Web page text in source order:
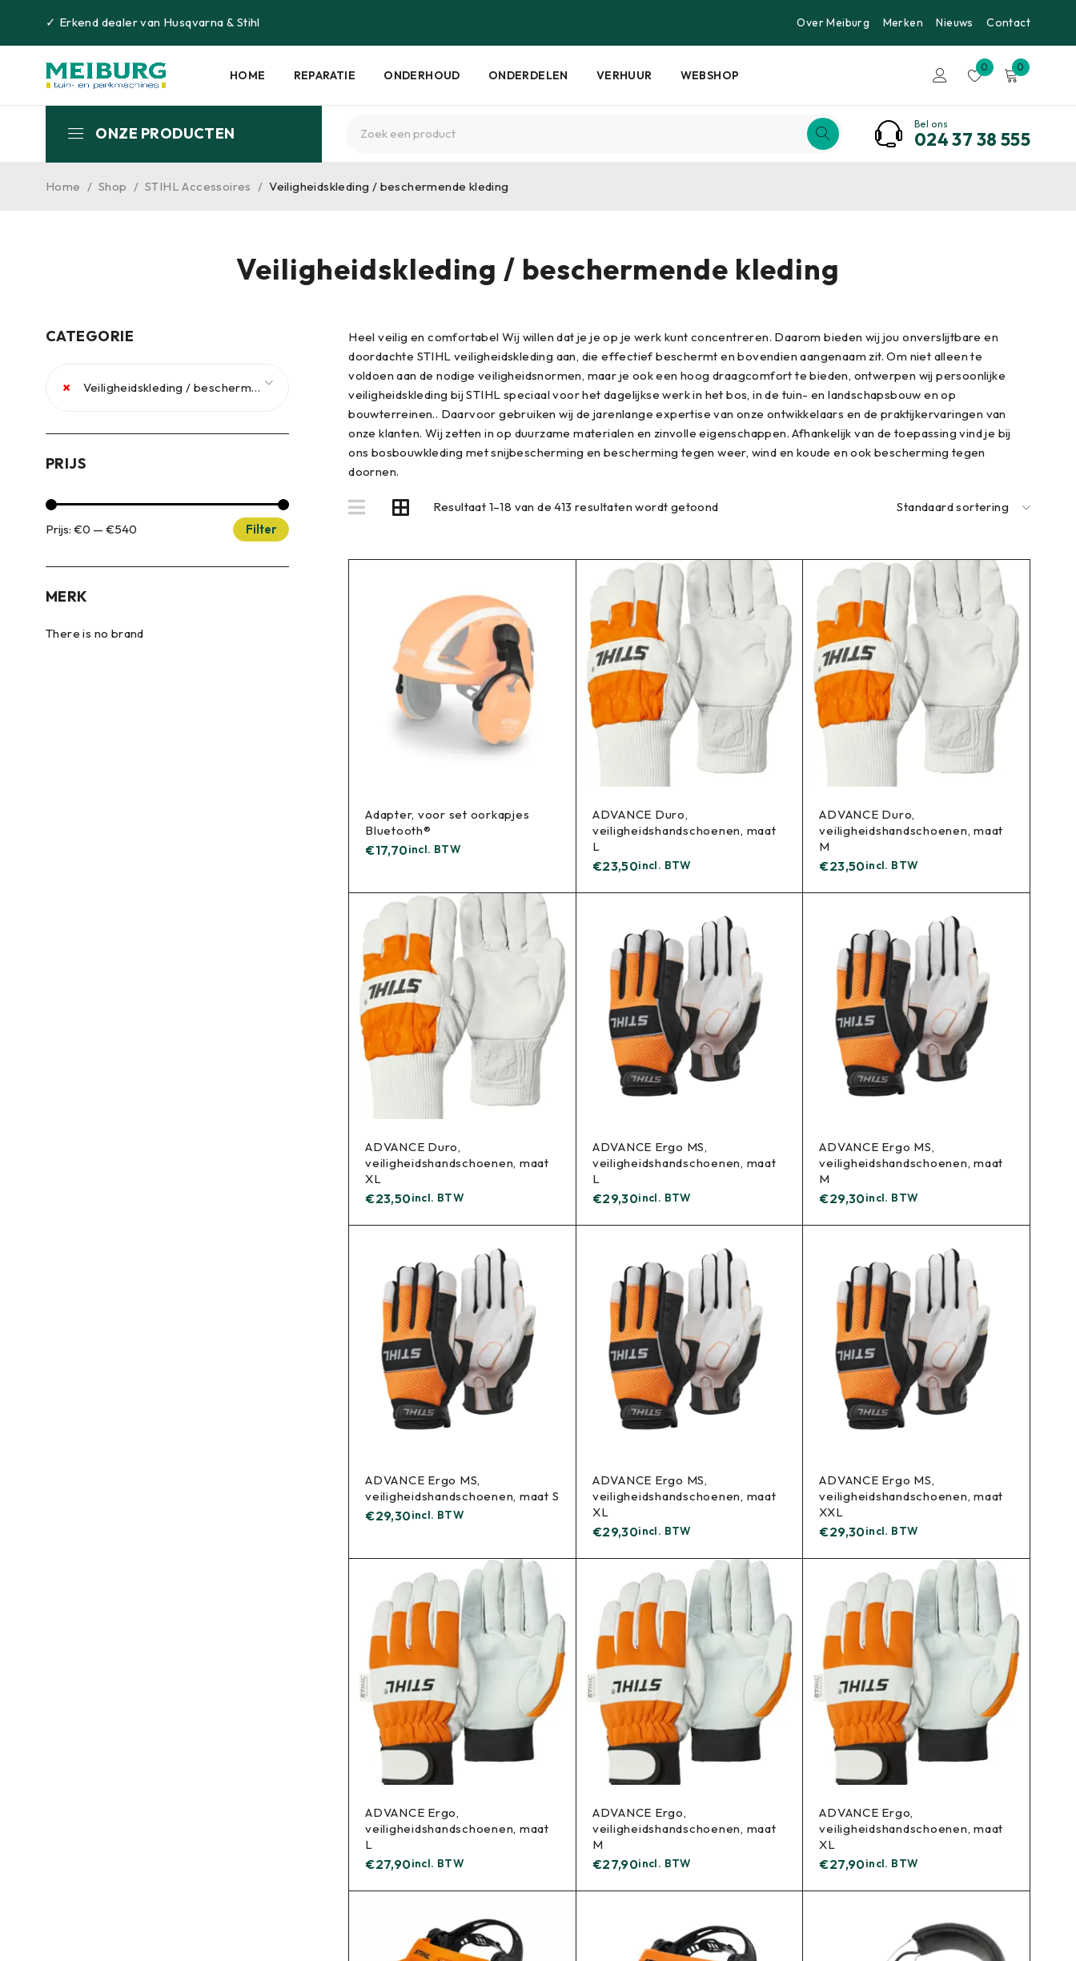
✓ Erkend dealer van Husqvarna &Stihl Over Meiburg Merken Nieuws Contact
HOME REPARATIE ONDERHOUD ONDERDELEN VERHUUR WEBSHOP
0 0
ONZE PRODUCTEN
Bel ons
024 37 38 555
Veiligheidskleding / beschermende kleding
Home / Shop / STIHL Accessoires / Veiligheidskleding / beschermende kleding
CATEGORIE
× Veiligheidskleding / beschermende kleding
PRIJS
Filter
Prijs: €0 — €540
MERK
There is no brand
Heel veilig en comfortabel Wij willen dat je je op je werk kunt concentreren. Daarom bieden wij jou onverslijtbare en
doordachte STIHL veiligheidskleding aan, die effectief beschermt en bovendien aangenaam zit. Om niet alleen te
voldoen aan de nodige veiligheidsnormen, maar je ook een hoog draagcomfort te bieden, ontwerpen wij persoonlijke
veiligheidskleding bij STIHL speciaal voor het dagelijkse werk in het bos, in de tuin- en landschapsbouw en op
bouwterreinen.. Daarvoor gebruiken wij de jarenlange expertise van onze ontwikkelaars en de praktijkervaringen van
onze klanten. Wij zetten in op duurzame materialen en zinvolle eigenschappen. Afhankelijk van de toepassing vind je bij
ons bosbouwkleding met snijbescherming en bescherming tegen weer, wind en koude en ook bescherming tegen
doornen.
Resultaat 1–18 van de 413 resultaten wordt getoond Standaard sortering
Adapter, voor set oorkapjes
Bluetooth®
€17,70incl. BTW
ADVANCE Duro,
veiligheidshandschoenen, maat
L
€23,50incl. BTW
ADVANCE Duro,
veiligheidshandschoenen, maat
M
€23,50incl. BTW
ADVANCE Duro,
veiligheidshandschoenen, maat
XL
€23,50incl. BTW
ADVANCE Ergo MS,
veiligheidshandschoenen, maat
L
€29,30incl. BTW
ADVANCE Ergo MS,
veiligheidshandschoenen, maat
M
€29,30incl. BTW
ADVANCE Ergo MS,
veiligheidshandschoenen, maat S
€29,30incl. BTW
ADVANCE Ergo MS,
veiligheidshandschoenen, maat
XL
€29,30incl. BTW
ADVANCE Ergo MS,
veiligheidshandschoenen, maat
XXL
€29,30incl. BTW
ADVANCE Ergo,
veiligheidshandschoenen, maat
L
€27,90incl. BTW
ADVANCE Ergo,
veiligheidshandschoenen, maat
M
€27,90incl. BTW
ADVANCE Ergo,
veiligheidshandschoenen, maat
XL
€27,90incl. BTW